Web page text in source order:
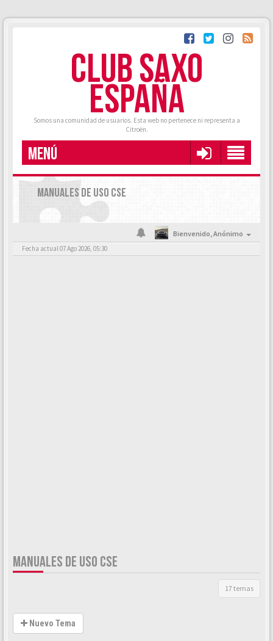
CLUB SAXO
ESPAÑA
Somos una comunidad de usuarios. Esta web no pertenece ni representa a
Citroën.
MENÚ
MANUALES DE USO CSE
Bienvenido,Anónimo
Fecha actual 07 Ago 2026, 05:30
MANUALES DE USO CSE
17 temas
Nuevo Tema